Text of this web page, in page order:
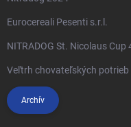
Eurocereali Pesenti s.r.l.
NITRADOG St. Nicolaus Cup
Veľtrh chovateľských potrieb
Archív